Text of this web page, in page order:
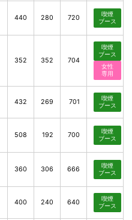
440 280 720
喫煙
ブース
352 352 704
喫煙
ブース
女性
専用
432 269 701
喫煙
ブース
508 192 700
喫煙
ブース
360 306 666
喫煙
ブース
400 240 640
喫煙
ブース